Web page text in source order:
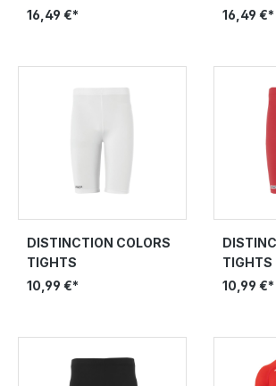
16,49 €*
16,49 €*
DISTINCTION COLORS
TIGHTS
10,99 €*
TIGHTS
10,99 €*